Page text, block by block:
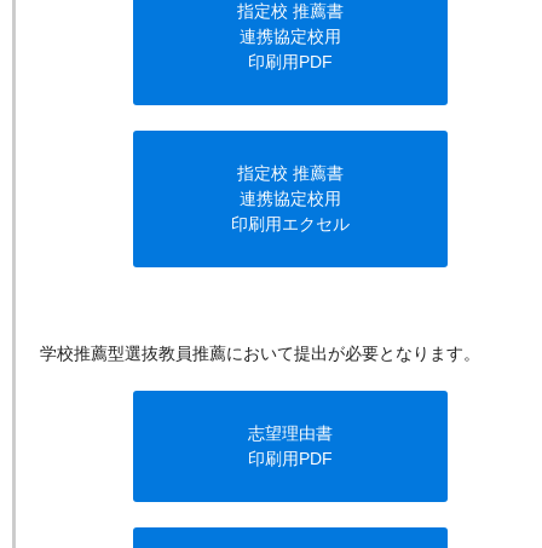
指定校 推薦書
連携協定校用
印刷用PDF
指定校 推薦書
連携協定校用
印刷用エクセル
学校推薦型選抜教員推薦において提出が必要となります。
志望理由書
印刷用PDF